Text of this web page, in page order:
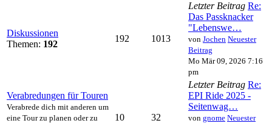
Diskussionen
Themen: 192
192 1013
Letzter Beitrag Re:
Das Passknacker
"Lebenswe…
von Jochen Neuester
Beitrag
Mo Mär 09, 2026 7:16
pm
Verabredungen für Touren
Verabrede dich mit anderen um
eine Tour zu planen oder zu
10 32
Letzter Beitrag Re:
EPI Ride 2025 -
Seitenwag…
von gnome Neuester